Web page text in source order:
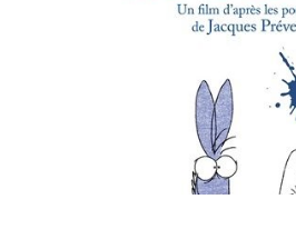
10 h
à l’EMC, à Saint-
En savoir plus